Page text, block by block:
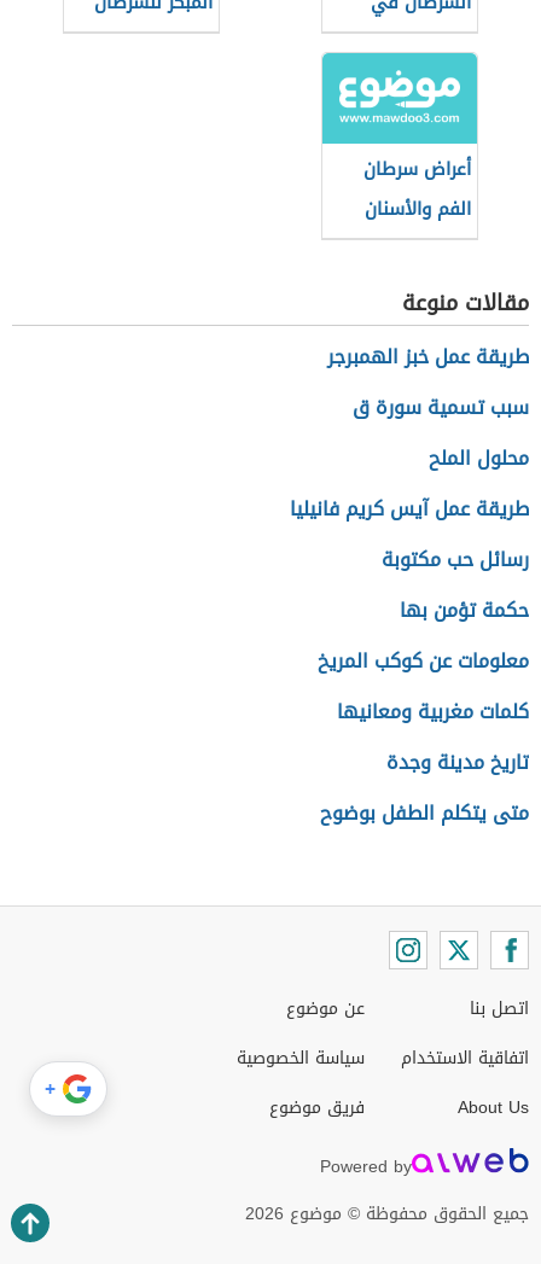
مراحله الأخيرة
وكيفية تخفيفه
أعراض سرطان
الفم والأسنان
مقالات منوعة
طريقة عمل خبز الهمبرجر
سبب تسمية سورة ق
محلول الملح
طريقة عمل آيس كريم فانيليا
رسائل حب مكتوبة
حكمة تؤمن بها
معلومات عن كوكب المريخ
كلمات مغربية ومعانيها
تاريخ مدينة وجدة
متى يتكلم الطفل بوضوح
اتصل بنا
اتفاقية الاستخدام
About Us
عن موضوع
سياسة الخصوصية
فريق موضوع
Powered by
جميع الحقوق محفوظة © موضوع 2026
+